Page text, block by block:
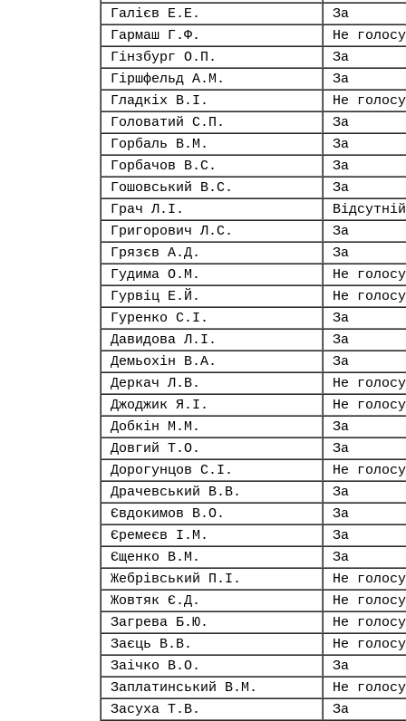
Галієв Е.Е.
За
Гармаш Г.Ф.
Не
Гінзбург О.П.
За
Гіршфельд А.М.
За
Гладкіх В.І.
Не
Головатий С.П.
За
Горбаль В.М.
За
Горбачов В.С.
За
Гошовський В.С.
За
Грач Л.І.
Відсутній
Григорович Л.С.
За
Грязєв А.Д.
За
Гудима О.М.
Не
Гурвіц Е.Й.
Не
Гуренко С.І.
За
Давидова Л.І.
За
Демьохін В.А.
За
Деркач Л.В.
Не
Джоджик Я.І.
Не
Добкін М.М.
За
Довгий Т.О.
За
Дорогунцов С.І.
Не
Драчевський В.В.
За
Євдокимов В.О.
За
Єремеєв І.М.
За
Єщенко В.М.
За
Жебрівський П.І.
Не
Жовтяк Є.Д.
Не
Загрева Б.Ю.
Не
Заєць В.В.
Не
Заічко В.О.
За
Заплатинський В.М.
Не
Засуха Т.В.
За